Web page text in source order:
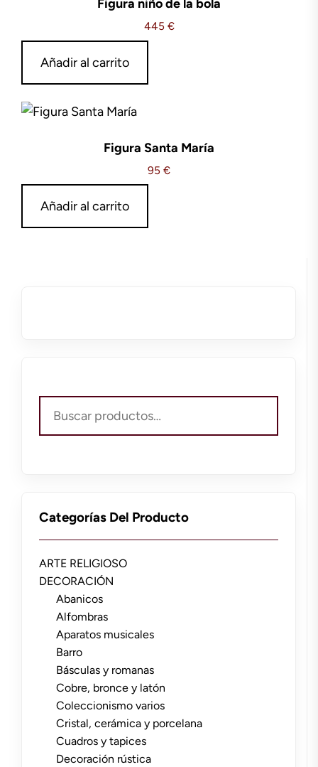
Figura niño de la bola
445 €
Añadir al carrito
Figura Santa María
95 €
Añadir al carrito
por:
Categorías Del Producto
ARTE RELIGIOSO
DECORACIÓN
Abanicos
Alfombras
Aparatos musicales
Barro
Básculas y romanas
Cobre, bronce y latón
Coleccionismo varios
Cristal, cerámica y porcelana
Cuadros y tapices
Decoración rústica